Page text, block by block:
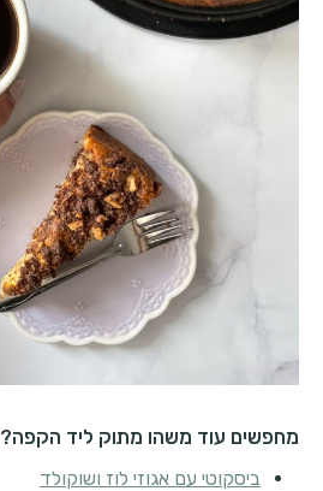
מחפשים עוד משהו מתוק ליד הקפה?
ביסקוטי עם אגוזי לוז ושוקולד